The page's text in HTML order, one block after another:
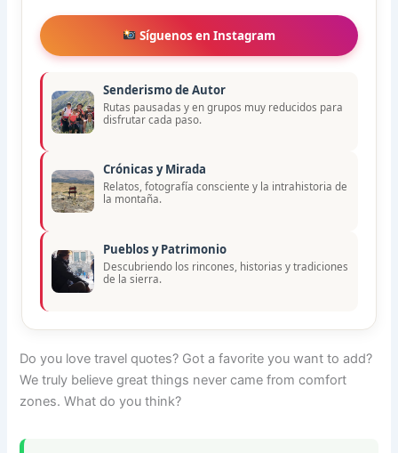
Síguenos en Instagram
Senderismo de Autor
Rutas pausadas y en grupos muy reducidos para
disfrutar cada paso.
Crónicas y Mirada
Relatos, fotografía consciente y la intrahistoria de
la montaña.
Pueblos y Patrimonio
Descubriendo los rincones, historias y tradiciones
de la sierra.
Do you love travel quotes? Got a favorite you want to add?
We truly believe great things never came from comfort
zones. What do you think?